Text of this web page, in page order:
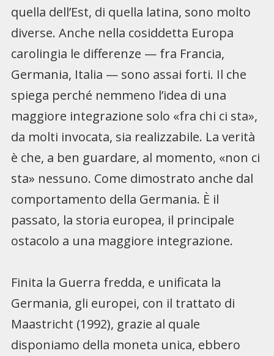
quella dell’Est, di quella latina, sono molto
diverse. Anche nella cosiddetta Europa
carolingia le differenze — fra Francia,
Germania, Italia — sono assai forti. Il che
spiega perché nemmeno l’idea di una
maggiore integrazione solo «fra chi ci sta»,
da molti invocata, sia realizzabile. La verità
è che, a ben guardare, al momento, «non ci
sta» nessuno. Come dimostrato anche dal
comportamento della Germania. È il
passato, la storia europea, il principale
ostacolo a una maggiore integrazione.
Finita la Guerra fredda, e unificata la
Germania, gli europei, con il trattato di
Maastricht (1992), grazie al quale
disponiamo della moneta unica, ebbero